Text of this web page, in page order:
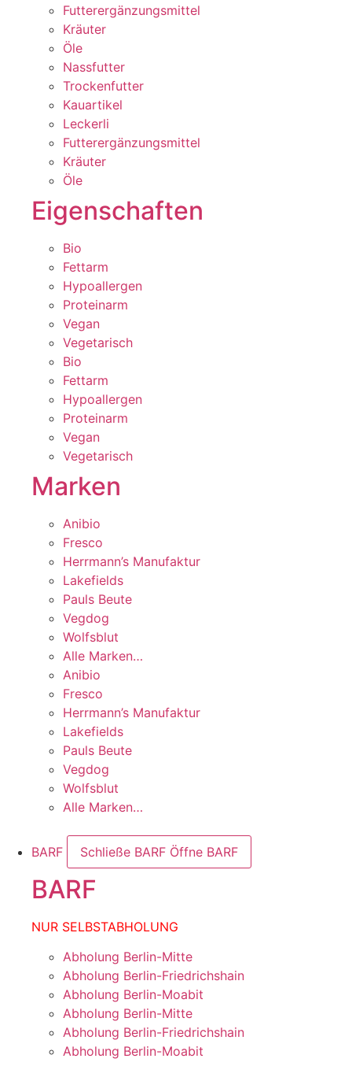
Futterergänzungsmittel
Kräuter
Öle
Nassfutter
Trockenfutter
Kauartikel
Leckerli
Futterergänzungsmittel
Kräuter
Öle
Eigenschaften
Bio
Fettarm
Hypoallergen
Proteinarm
Vegan
Vegetarisch
Bio
Fettarm
Hypoallergen
Proteinarm
Vegan
Vegetarisch
Marken
Anibio
Fresco
Herrmann’s Manufaktur
Lakefields
Pauls Beute
Vegdog
Wolfsblut
Alle Marken…
Anibio
Fresco
Herrmann’s Manufaktur
Lakefields
Pauls Beute
Vegdog
Wolfsblut
Alle Marken…
BARF Schließe BARF Öffne BARF
BARF
NUR SELBSTABHOLUNG
Abholung Berlin-Mitte
Abholung Berlin-Friedrichshain
Abholung Berlin-Moabit
Abholung Berlin-Mitte
Abholung Berlin-Friedrichshain
Abholung Berlin-Moabit